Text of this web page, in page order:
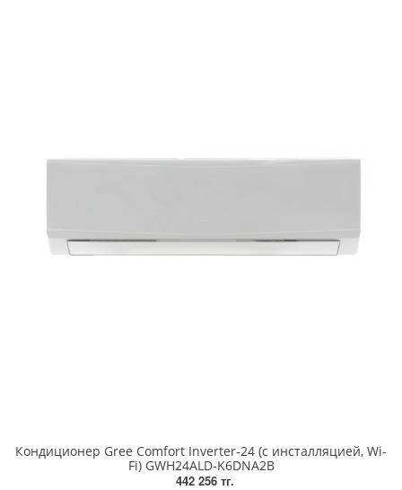
Кондиционер Gree Comfort Inverter-24 (с инсталляцией, Wi-
Fi) GWH24ALD-K6DNA2B
442 256 тг.